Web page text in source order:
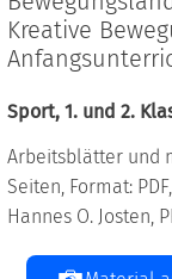
Kreative
Sport, 1. und 2.
Arbeitsblätter und
Seiten, Format:
Hannes O. Josten,